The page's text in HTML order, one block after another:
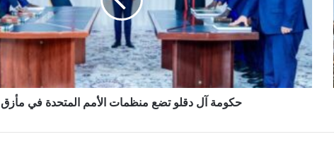
المتحدة
في
مأزق
حكومة آل دقلو تضع منظمات الأمم المتحدة في مأزق